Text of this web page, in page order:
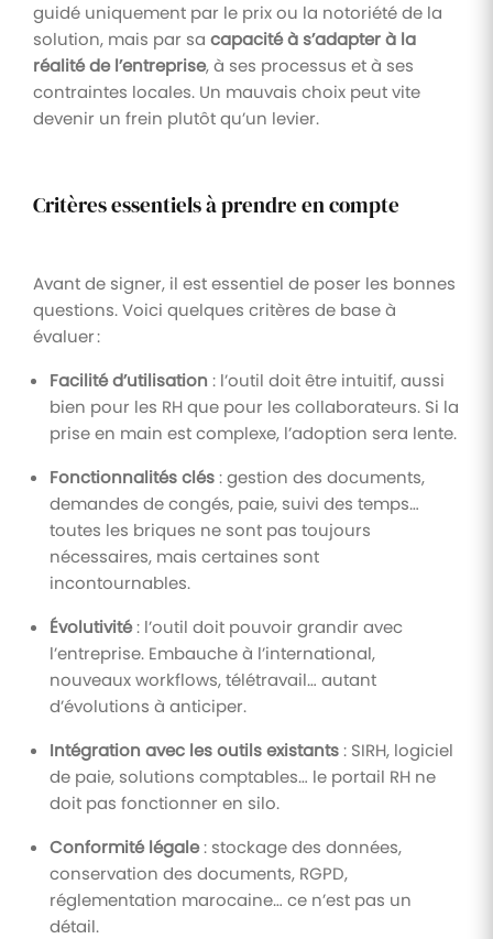
guidé uniquement par le prix ou la notoriété de la
solution, mais par sa capacité à s’adapter à la
réalité de l’entreprise, à ses processus et à ses
contraintes locales. Un mauvais choix peut vite
devenir un frein plutôt qu’un levier.
Critères essentiels à prendre en compte
Avant de signer, il est essentiel de poser les bonnes
questions. Voici quelques critères de base à
évaluer :
Facilité d’utilisation : l’outil doit être intuitif, aussi
bien pour les RH que pour les collaborateurs. Si la
prise en main est complexe, l’adoption sera lente.
Fonctionnalités clés: gestion des documents,
demandes de congés, paie, suivi des temps…
toutes les briques ne sont pas toujours
nécessaires, mais certaines sont
incontournables.
Évolutivité: l’outil doit pouvoir grandir avec
l’entreprise. Embauche à l’international,
nouveaux workflows, télétravail… autant
d’évolutions à anticiper.
Intégration avec les outils existants: SIRH, logiciel
de paie, solutions comptables… le portail RH ne
doit pas fonctionner en silo.
Conformité légale: stockage des données,
conservation des documents, RGPD,
réglementation marocaine… ce n’est pas un
détail.